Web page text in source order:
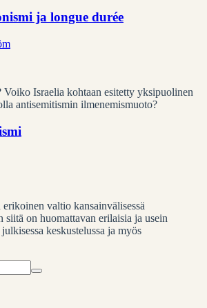
ja longue durée
Israelia kohtaan esitetty yksipuolinen
antisemitismin ilmenemismuoto?
valtio kansainvälisessä
siitä on huomattavan erilaisia ja usein
keskustelussa ja myös